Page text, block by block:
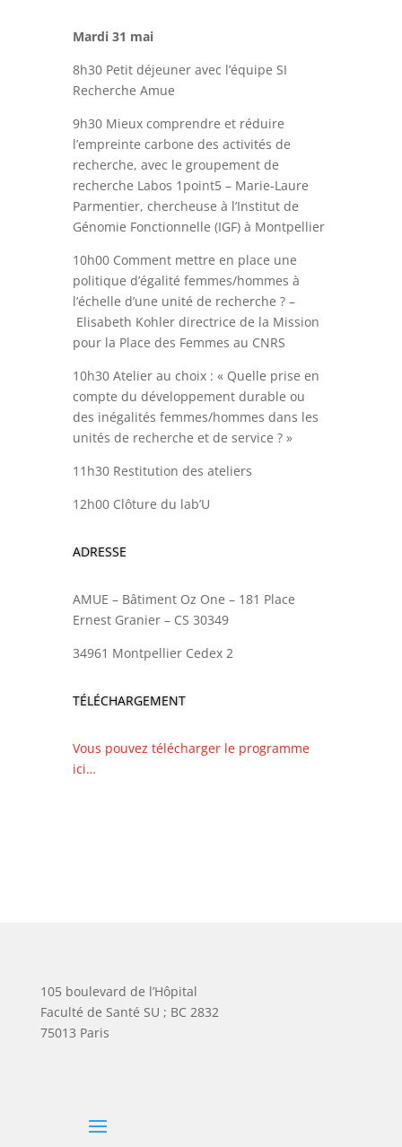
Mardi 31 mai
8h30 Petit déjeuner avec l’équipe SI
Recherche Amue
9h30 Mieux comprendre et réduire
l’empreinte carbone des activités de
recherche, avec le groupement de
recherche Labos 1point5 – Marie-Laure
Parmentier, chercheuse à l’Institut de
Génomie Fonctionnelle (IGF) à Montpellier
10h00 Comment mettre en place une
politique d’égalité femmes/hommes à
l’échelle d’une unité de recherche ? –
Elisabeth Kohler directrice de la Mission
pour la Place des Femmes au CNRS
10h30 Atelier au choix : « Quelle prise en
compte du développement durable ou
des inégalités femmes/hommes dans les
unités de recherche et de service ? »
11h30 Restitution des ateliers
12h00 Clôture du lab’U
ADRESSE
AMUE – Bâtiment Oz One – 181 Place
Ernest Granier – CS 30349
34961 Montpellier Cedex 2
TÉLÉCHARGEMENT
Vous pouvez télécharger le programme
ici…
105 boulevard de l’Hôpital
Faculté de Santé SU ; BC 2832
75013 Paris